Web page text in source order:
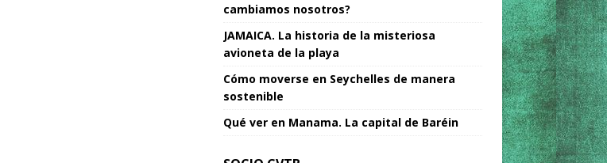
cambiamos nosotros?
JAMAICA. La historia de la misteriosa
avioneta de la playa
Cómo moverse en Seychelles de manera
sostenible
Qué ver en Manama. La capital de Baréin